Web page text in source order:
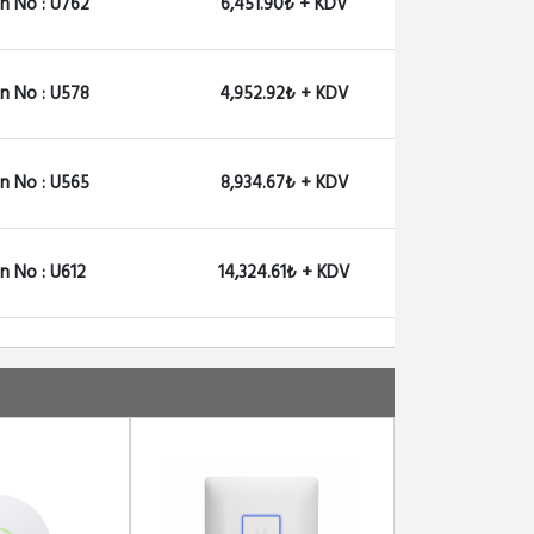
Ubiquiti PowerBeam PBE-5...
7,141.91₺ + KDV
No : U578 4,952.92₺ + KDV
No : U565 8,934.67₺ + KDV
No : U612 14,324.61₺ + KDV
No : U679 4,951.46₺ + KDV